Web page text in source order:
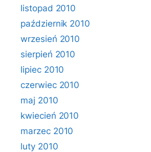
listopad 2010
październik 2010
wrzesień 2010
sierpień 2010
lipiec 2010
czerwiec 2010
maj 2010
kwiecień 2010
marzec 2010
luty 2010